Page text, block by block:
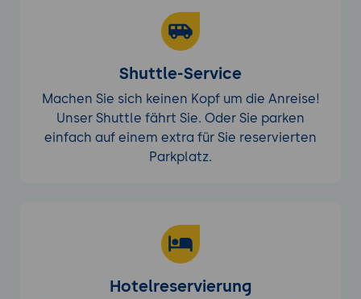
Shuttle-Service
Machen Sie sich keinen Kopf um die Anreise!
Unser Shuttle fährt Sie. Oder Sie parken
einfach auf einem extra für Sie reservierten
Parkplatz.
Hotelreservierung